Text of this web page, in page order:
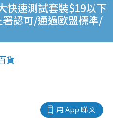
快速測試套裝$19以下
認可/通過歐盟標準/
貨
用 App 睇文